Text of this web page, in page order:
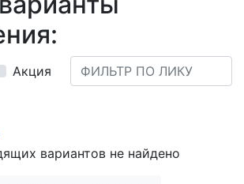
Акция
вариантов не найдено